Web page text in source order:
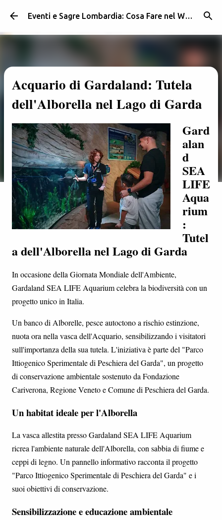
Passa ai contenuti principali Eventi e Sagre Lombardia: Cosa Fare nel Weekend | Weekendidea
Acquario di Gardaland: Tutela
dell'Alborella nel Lago di Garda
Gard
alan
d
SEA
LIFE
Aqua
rium
:
Tutel
a dell'Alborella nel Lago di Garda
In occasione della Giornata Mondiale dell'Ambiente,
Gardaland SEA LIFE Aquarium celebra la biodiversità con un
progetto unico in Italia.
Un banco di Alborelle, pesce autoctono a rischio estinzione,
nuota ora nella vasca dell'Acquario, sensibilizzando i visitatori
sull'importanza della sua tutela. L'iniziativa è parte del "Parco
Ittiogenico Sperimentale di Peschiera del Garda", un progetto
di conservazione ambientale sostenuto da Fondazione
Cariverona, Regione Veneto e Comune di Peschiera del Garda.
Un habitat ideale per l'Alborella
La vasca allestita presso Gardaland SEA LIFE Aquarium
ricrea l'ambiente naturale dell'Alborella, con sabbia di fiume e
ceppi di legno. Un pannello informativo racconta il progetto
"Parco Ittiogenico Sperimentale di Peschiera del Garda" e i
suoi obiettivi di conservazione.
Sensibilizzazione e educazione ambientale